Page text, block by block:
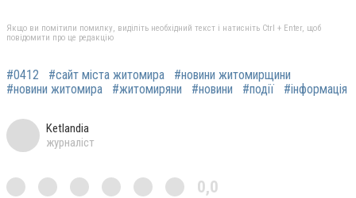
Якщо ви помітили помилку, виділіть необхідний текст і натисніть Ctrl + Enter, щоб
повідомити про це редакцію
#0412 #сайт міста житомира
#новини житомирщини
#новини житомира
#житомиряни #новини #події #інформація
Ketlandia
журналіст
0,0